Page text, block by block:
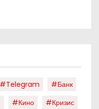
#telegram
#банк
#кино
#кризис